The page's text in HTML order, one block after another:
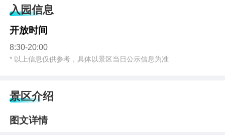
入园信息
开放时间
8:30-20:00
* 以上信息仅供参考，具体以景区当日公示信息为准
景区介绍
图文详情